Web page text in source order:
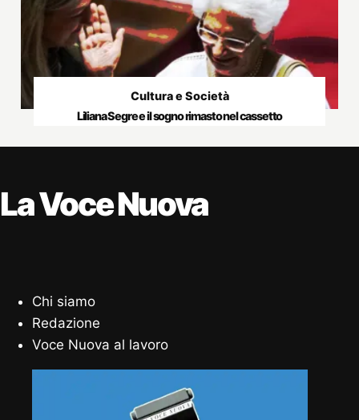
Cultura e Società
Liliana Segre e il sogno rimasto nel cassetto
La Voce Nuova
Chi siamo
Redazione
Voce Nuova al lavoro